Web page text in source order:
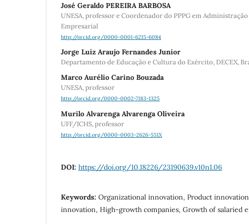
José Geraldo PEREIRA BARBOSA
UNESA, professor e Coordenador do PPPG em
Empresarial
http://orcid.org/0000-0001-6215-6084
Jorge Luiz Araujo Fernandes Junior
Departamento de Educação e Cultura do Exército, DECEX,
Marco Aurélio Carino Bouzada
UNESA, professor
http://orcid.org/0000-0002-7183-1325
Murilo Alvarenga Alvarenga Oliveira
UFF/ICHS, professor
http://orcid.org/0000-0003-2626-551X
DOI: https://doi.org/10.18226/23190639.v10n1.06
Keywords: Organizational innovation, Product
innovation, High-growth companies, Growth of salaried